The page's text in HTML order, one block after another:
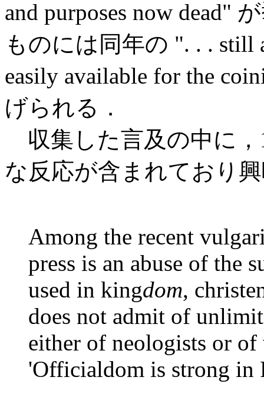
and purposes now dead"
ものには同年の ". . . still
easily available for the
げられる．
収集した言及の中に，
な反応が含まれており
Among the recent
press is an abuse of the
used in kingdom,
does not admit of
either of neologists or
'Officialdom is strong in